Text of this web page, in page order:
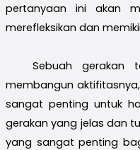
pertanyaan ini akan
merefleksikan dan
Sebuah gerakan
membangun
sangat penting untuk
gerakan yang jelas dan
yang sangat penting